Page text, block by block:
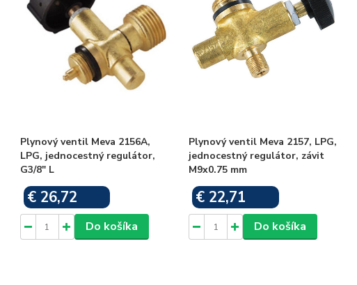
Plynový ventil Meva 2156A,
LPG, jednocestný regulátor,
G3/8" L
€ 26,72
Do košíka
Plynový ventil Meva 2157, LPG,
jednocestný regulátor, závit
M9x0.75 mm
€ 22,71
Do košíka